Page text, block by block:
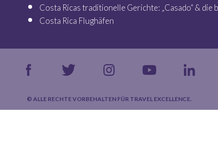
Costa Ricas traditionelle Gerichte: „Casado“ & die
Costa Rica Flughäfen
© ALLE RECHTE VORBEHALTEN FÜR TRAVEL EXCELLENCE.